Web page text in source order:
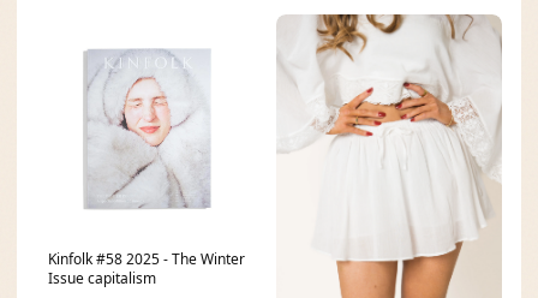
Kinfolk #58 2025 - The Winter
Issue capitalism